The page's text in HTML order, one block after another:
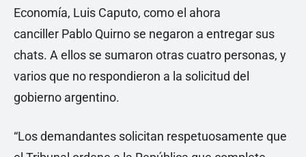
Economía, Luis Caputo, como el ahora
canciller Pablo Quirno se negaron a entregar sus
chats. A ellos se sumaron otras cuatro personas, y
varios que no respondieron a la solicitud del
gobierno argentino.
“Los demandantes solicitan respetuosamente que